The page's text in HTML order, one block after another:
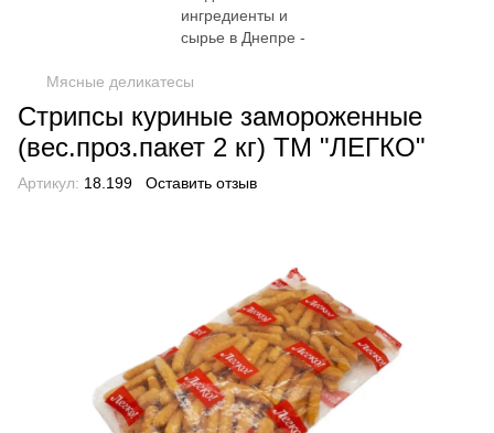
Мясные деликатесы
Стрипсы куриные замороженные
(вес.проз.пакет 2 кг) ТМ "ЛЕГКО"
Артикул: 18.199 Оставить отзыв